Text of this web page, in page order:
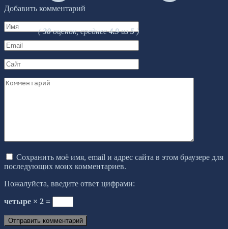
(30оценок, среднее4.9из5)
Добавить комментарий
Имя
*
Email
*
Сайт
Комментарий
Сохранить моё имя, email и адрес сайта в этом браузере для
последующих моих комментариев.
Пожалуйста, введите ответ цифрами:
четыре × 2 =